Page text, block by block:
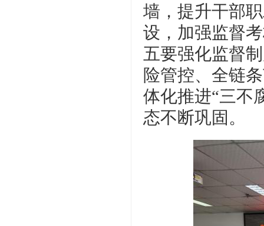
墙，提升干部
设，加强监督
五要强化监督
险管控、全链
体化推进“三不
态不断巩固。